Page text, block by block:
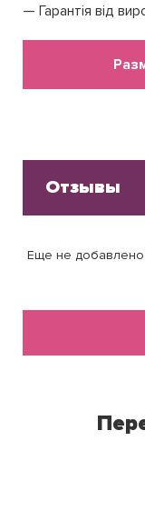
Гарантія від
Отзывы
Еще не добавлено